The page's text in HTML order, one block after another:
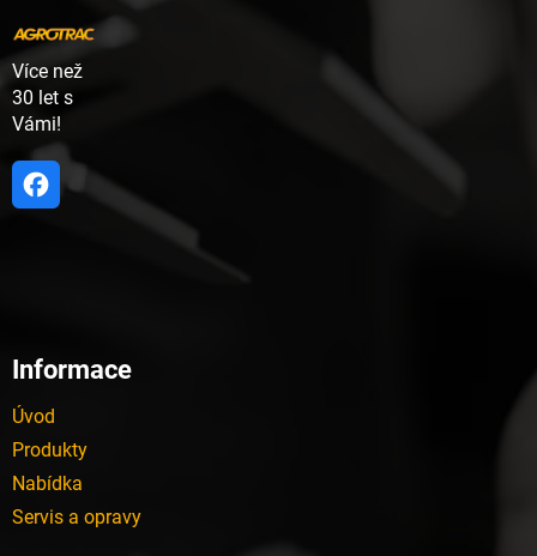
Více než
30 let s
Vámi!
Informace
Úvod
Produkty
Nabídka
Servis a opravy